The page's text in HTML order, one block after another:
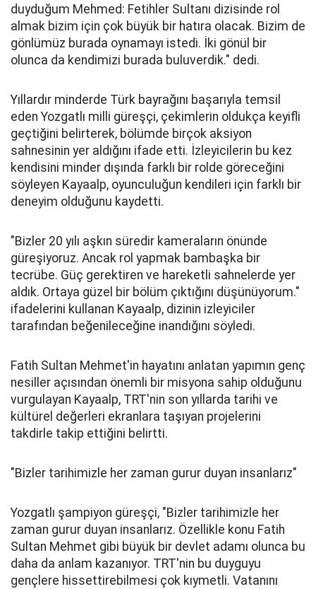
duyduğum Mehmed: Fetihler Sultanı dizisinde rol
almak bizim için çok büyük bir hatıra olacak. Bizim de
gönlümüz burada oynamayı istedi. İki gönül bir
olunca da kendimizi burada buluverdik." dedi.
Yıllardır minderde Türk bayrağını başarıyla temsil
eden Yozgatlı milli güreşçi, çekimlerin oldukça keyifli
geçtiğini belirterek, bölümde birçok aksiyon
sahnesinin yer aldığını ifade etti. İzleyicilerin bu kez
kendisini minder dışında farklı bir rolde göreceğini
söyleyen Kayaalp, oyunculuğun kendileri için farklı bir
deneyim olduğunu kaydetti.
"Bizler 20 yılı aşkın süredir kameraların önünde
güreşiyoruz. Ancak rol yapmak bambaşka bir
tecrübe. Güç gerektiren ve hareketli sahnelerde yer
aldık. Ortaya güzel bir bölüm çıktığını düşünüyorum."
ifadelerini kullanan Kayaalp, dizinin izleyiciler
tarafından beğenileceğine inandığını söyledi.
Fatih Sultan Mehmet'in hayatını anlatan yapımın genç
nesiller açısından önemli bir misyona sahip olduğunu
vurgulayan Kayaalp, TRT'nin son yıllarda tarihi ve
kültürel değerleri ekranlara taşıyan projelerini
takdirle takip ettiğini belirtti.
"Bizler tarihimizle her zaman gurur duyan insanlarız"
Yozgatlı şampiyon güreşçi, "Bizler tarihimizle her
zaman gurur duyan insanlarız. Özellikle konu Fatih
Sultan Mehmet gibi büyük bir devlet adamı olunca bu
daha da anlam kazanıyor. TRT'nin bu duyguyu
gençlere hissettirebilmesi çok kıymetli. Vatanını